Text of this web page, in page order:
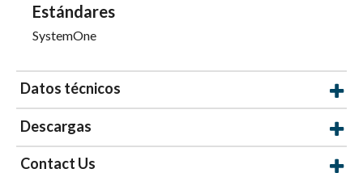
Estándares
SystemOne
Datos técnicos
Descargas
Contact Us